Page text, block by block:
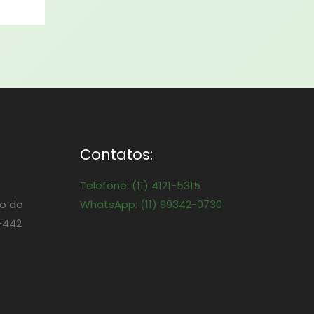
do
442
Contatos:
Telefone: (11) 4121-5315
WhatsApp: (11) 99342-0730